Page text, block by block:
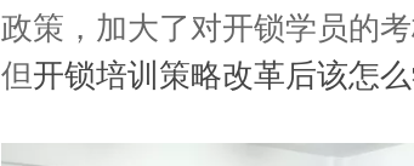
政策，加大了对开锁学员的考
但开锁培训策略改革后该怎